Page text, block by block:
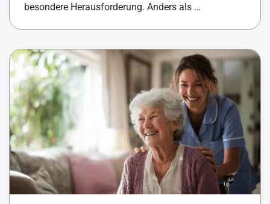
besondere Herausforderung. Anders als …